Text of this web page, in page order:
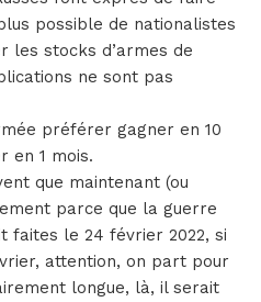
possible de nationalistes
les stocks d’armes de
ne sont pas
préférer gagner en 10
en 1 mois.
que maintenant (ou
parce que la guerre
faites le 24 février 2022, si
attention, on part pour
longue, là, il serait